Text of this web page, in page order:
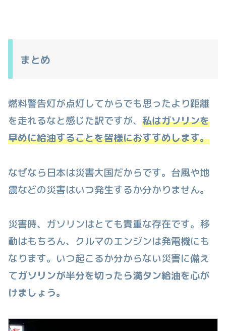
まとめ
燃料警告灯が点灯してからでも思ったより距離
を走れるなと感じた訳ですが、 私はガソリンを
早めに給油することを皆様におすすめします。
なぜなら日本は災害大国だからです。台風や地
震などの災害はいつ発生するか分かりません。
災害時、ガソリンはとても貴重な存在です。移
動はもちろん、クルマのエンジンは発電機にも
なります。いつ起こるか分からない災害に備え
てガソリンが半分を切ったら満タン給油を心が
けましょう。